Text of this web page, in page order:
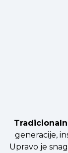
generacije,
Upravo je